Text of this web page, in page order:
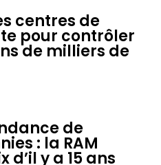
centres de
pour contrôler
de milliers de
de
: la RAM
d’il y a 15 ans